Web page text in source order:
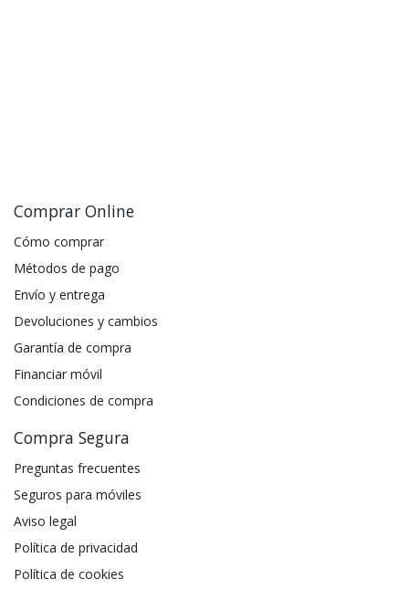
Comprar Online
Cómo comprar
Métodos de pago
Envío y entrega
Devoluciones y cambios
Garantía de compra
Financiar móvil
Condiciones de compra
Compra Segura
Preguntas frecuentes
Seguros para móviles
Aviso legal
Política de privacidad
Política de cookies